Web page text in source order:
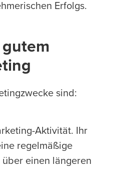
Erfolgs.
gutem
sind:
Aktivität. Ihr
regelmäßige
über einen längeren